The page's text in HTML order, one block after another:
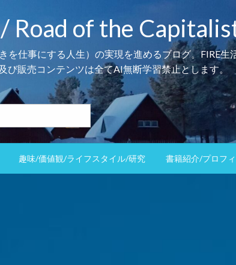
Road of the
仕事にする人生）の実現を進めるブログ。FIRE生
び販売コンテンツは全てAI無断学習禁止とします。
趣味/価値観/ライフスタイル/研究 書籍紹介/プロフ